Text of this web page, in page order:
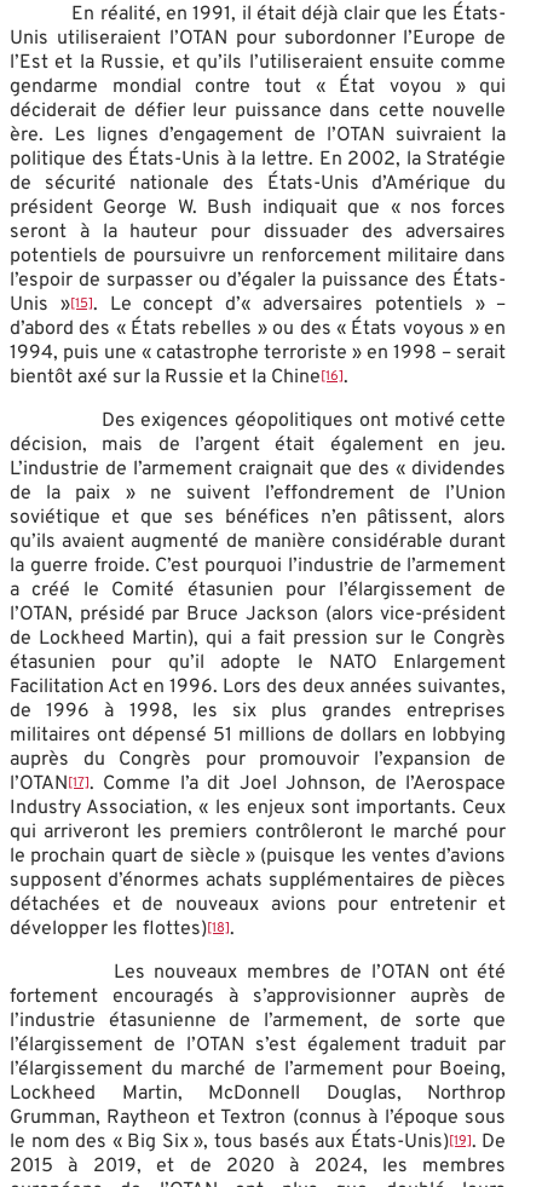
En réalité, en 1991, il était déjà clair que les États-
Unis utiliseraient l’OTAN pour subordonner l’Europe de
l’Est et la Russie, et qu’ils l’utiliseraient ensuite comme
gendarme mondial contre tout « État voyou » qui
déciderait de défier leur puissance dans cette nouvelle
ère. Les lignes d’engagement de l’OTAN suivraient la
politique des États-Unis à la lettre. En 2002, la Stratégie
de sécurité nationale des États-Unis d’Amérique du
président George W. Bush indiquait que « nos forces
seront à la hauteur pour dissuader des adversaires
potentiels de poursuivre un renforcement militaire dans
l’espoir de surpasser ou d’égaler la puissance des États-
Unis »[15]. Le concept d’« adversaires potentiels » –
d’abord des « États rebelles » ou des « États voyous » en
1994, puis une « catastrophe terroriste » en 1998 – serait
bientôt axé sur la Russie et la Chine [16].
Des exigences géopolitiques ont motivé cette
décision, mais de l’argent était également en jeu.
L’industrie de l’armement craignait que des « dividendes
de la paix » ne suivent l’effondrement de l’Union
soviétique et que ses bénéfices n’en pâtissent, alors
qu’ils avaient augmenté de manière considérable durant
la guerre froide. C’est pourquoi l’industrie de l’armement
a créé le Comité étasunien pour l’élargissement de
l’OTAN, présidé par Bruce Jackson (alors vice-président
de Lockheed Martin), qui a fait pression sur le Congrès
étasunien pour qu’il adopte le NATO Enlargement
Facilitation Act en 1996. Lors des deux années suivantes,
de 1996 à 1998, les six plus grandes entreprises
militaires ont dépensé 51 millions de dollars en lobbying
auprès du Congrès pour promouvoir l’expansion de
l’OTAN [17]. Comme l’a dit Joel Johnson, de l’Aerospace
Industry Association, « les enjeux sont importants. Ceux
qui arriveront les premiers contrôleront le marché pour
le prochain quart de siècle » (puisque les ventes d’avions
supposent d’énormes achats supplémentaires de pièces
détachées et de nouveaux avions pour entretenir et
développer les flottes)[18].
Les nouveaux membres de l’OTAN ont été
fortement encouragés à s’approvisionner auprès de
l’industrie étasunienne de l’armement, de sorte que
l’élargissement de l’OTAN s’est également traduit par
l’élargissement du marché de l’armement pour Boeing,
Lockheed Martin, McDonnell Douglas, Northrop
Grumman, Raytheon et Textron (connus à l’époque sous
le nom des « Big Six », tous basés aux États-Unis)[19]. De
2015 à 2019, et de 2020 à 2024, les membres